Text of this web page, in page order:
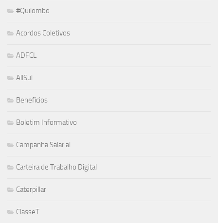
#Quilombo
Acordos Coletivos
ADFCL
AllSul
Beneficios
Boletim Informativo
Campanha Salarial
Carteira de Trabalho Digital
Caterpillar
ClasseT